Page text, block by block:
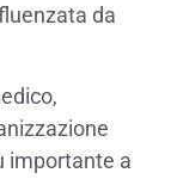
da
importante a